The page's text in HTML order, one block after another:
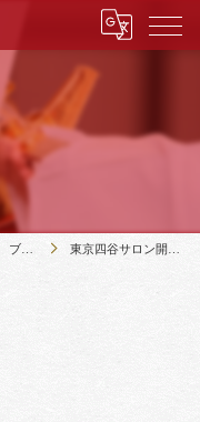
ブログ 東京四谷サロン開設のご案内